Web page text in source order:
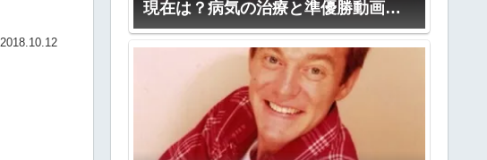
2018.10.12
現在は？病気の治療と準優勝動画
も！